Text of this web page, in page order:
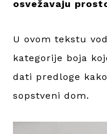
osvežavaju
U ovom tekstu
kategorije boja
dati predloge
sopstveni dom.